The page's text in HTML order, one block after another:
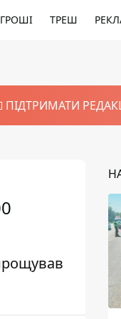
ГРОШІ ТРЕШ
ПІДТРИМАТИ